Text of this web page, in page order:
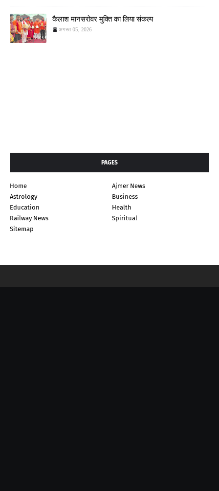
कैलाश मानसरोवर मुक्ति का लिया संकल्प
अगस्त 05, 2026
PAGES
Home
Ajmer News
Astrology
Business
Education
Health
Railway News
Spiritual
Sitemap